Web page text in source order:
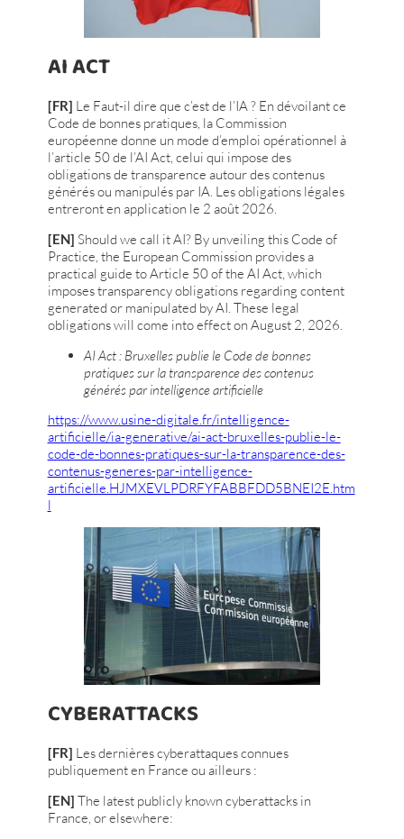
AI ACT
[FR] Le Faut-il dire que c’est de l’IA ? En dévoilant ce
Code de bonnes pratiques, la Commission
européenne donne un mode d’emploi opérationnel à
l’article 50 de l’AI Act, celui qui impose des
obligations de transparence autour des contenus
générés ou manipulés par IA. Les obligations légales
entreront en application le 2 août 2026.
[EN] Should we call it AI? By unveiling this Code of
Practice, the European Commission provides a
practical guide to Article 50 of the AI ​​Act, which
imposes transparency obligations regarding content
generated or manipulated by AI. These legal
obligations will come into effect on August 2, 2026.
AI Act : Bruxelles publie le Code de bonnes
pratiques sur la transparence des contenus
générés par intelligence artificielle
https://www.usine-digitale.fr/intelligence-
artificielle/ia-generative/ai-act-bruxelles-publie-le-
code-de-bonnes-pratiques-sur-la-transparence-des-
contenus-generes-par-intelligence-
artificielle.HJMXEVLPDRFYFABBFDD5BNEI2E.htm
l
CYBERATTACKS
[FR] Les dernières cyberattaques connues
publiquement en France ou ailleurs :
[EN] The latest publicly known cyberattacks in
France, or elsewhere: